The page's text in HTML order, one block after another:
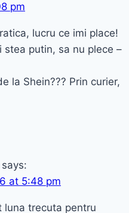
pm
lucru ce imi place!
stea putin, sa nu plece –
la Shein??? Prin curier,
says:
at 5:48 pm
luna trecuta pentru